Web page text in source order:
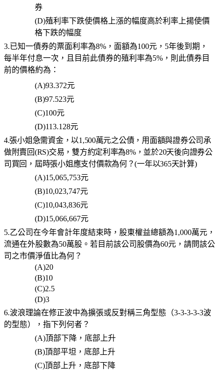
券
(D)殖利率下跌使價格上漲的幅度高於利率上揚使價
格下跌的幅度
3.已知一債券的票面利率為8%，面額為100元，5年後到期，
每半年付息一次，且目前此債券的殖利率為5%，則此債券目
前的價格約為：
(A)93.372元
(B)97.523元
(C)100元
(D)113.128元
4.張小姐急需資金，以1,500萬元之公債，用面額與證券公司承
做附賣回(RS)交易，雙方約定利率為8%，並於20天後向證券公
司買回，屆時張小姐應支付價款為何？(一年以365天計算)
(A)15,065,753元
(B)10,023,747元
(C)10,043,836元
(D)15,066,667元
5.乙公司在今年會計年度結束時，股東權益總額為1,000萬元，
流通在外股數為50萬股。若目前該公司股價為60元，請問該公
司之市價淨值比為何？
(A)20
(B)10
(C)2.5
(D)3
6.波浪理論在修正波中為擴張或反對稱三角型態（3-3-3-3-3波
的型態），指下列何者？
(A)頂部下降，底部上升
(B)頂部平坦，底部上升
(C)頂部上升，底部下降